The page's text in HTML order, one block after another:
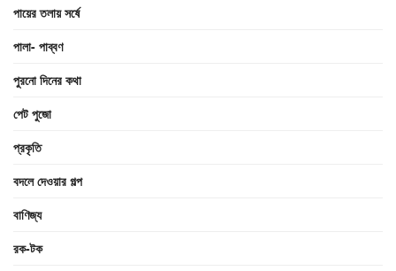
পায়ের তলায় সর্ষে
পালা- পাব্বণ
পুরনো দিনের কথা
পেট পুজো
প্রকৃতি
বদলে দেওয়ার গল্প
বাণিজ্য
রক-টক